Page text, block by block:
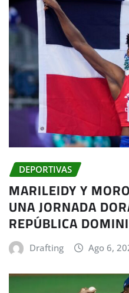
DEPORTIVAS
MARILEIDY Y
UNA JORNADA
REPÚBLICA
Drafting Ago 6,